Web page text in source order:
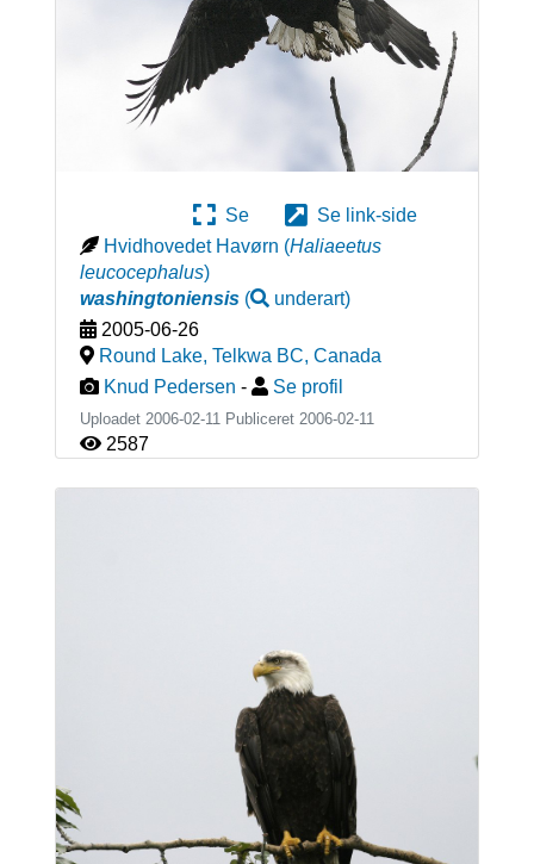
Se
Se link-side
Hvidhovedet Havørn (Haliaeetus
leucocephalus)
washingtoniensis( underart)
2005-06-26
Round Lake, Telkwa BC, Canada
Knud Pedersen - Se profil
Uploadet 2006-02-11 Publiceret 2006-02-11
2587